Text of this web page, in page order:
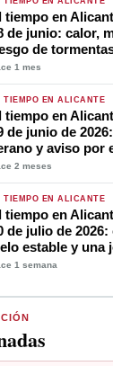
tiempo en
de junio: calor,
de
de la
1 mes
TIEMPO EN ALICANTE
tiempo en
de junio de
y aviso por
de
2 meses
TIEMPO EN ALICANTE
tiempo en
de julio de
estable y una
por las
1 semana